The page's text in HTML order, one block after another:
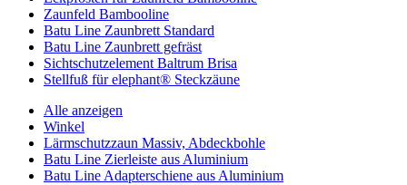
Zaunfeld Bambooline
Batu Line Zaunbrett Standard
Batu Line Zaunbrett gefräst
Sichtschutzelement Baltrum Brisa
Stellfuß für elephant® Steckzäune
Alle anzeigen
Winkel
Lärmschutzzaun Massiv, Abdeckbohle
Batu Line Zierleiste aus Aluminium
Batu Line Adapterschiene aus Aluminium